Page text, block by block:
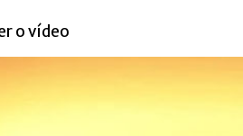
o vídeo